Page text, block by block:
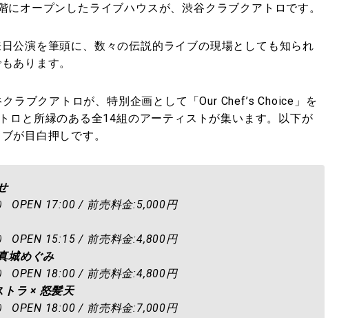
オープンしたライブハウスが、渋谷クラブクアトロです。
公演を筆頭に、数々の伝説的ライブの現場としても知られ
あります。
ラブクアトロが、特別企画として「Our Chef’s Choice」を
ロと所縁のある全14組のアーティストが集います。以下が
が目白押しです。
OPEN 17:00 / 前売料金:5,000円
OPEN 15:15 / 前売料金:4,800円
城めぐみ
OPEN 18:00 / 前売料金:4,800円
ラ × 怒髪天
OPEN 18:00 / 前売料金:7,000円